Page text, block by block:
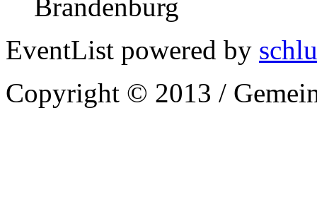
Brandenburg
EventList powered by
Copyright © 2013 /